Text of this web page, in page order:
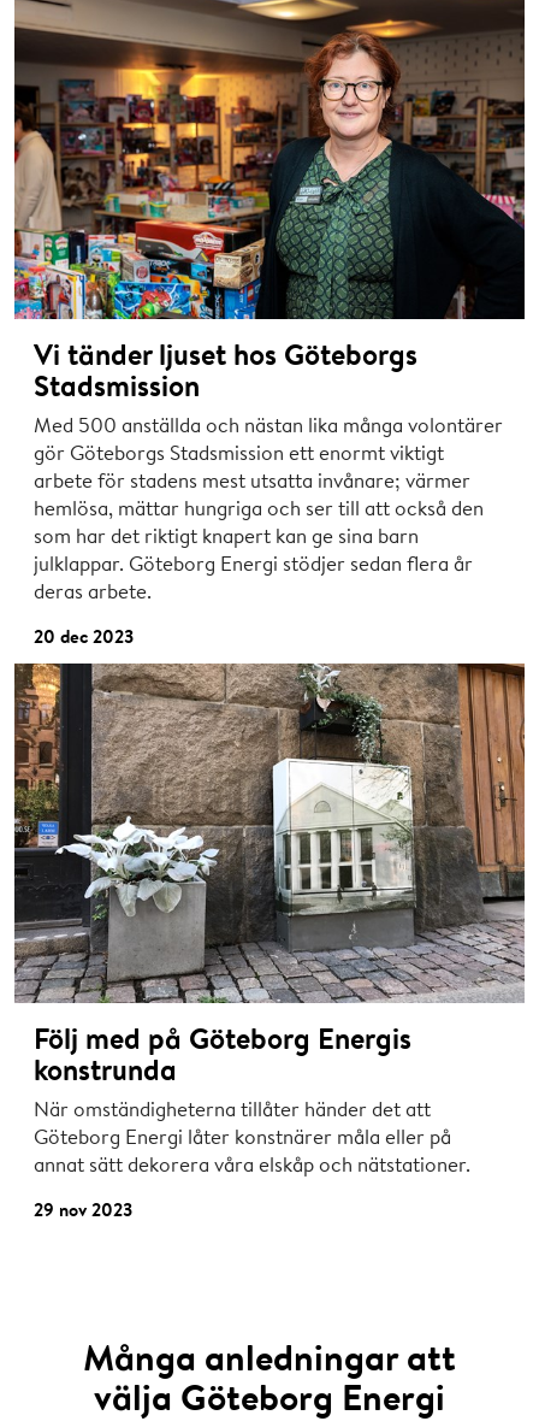
Vi tänder ljuset hos Göteborgs
Stadsmission
Med 500 anställda och nästan lika många volontärer
gör Göteborgs Stadsmission ett enormt viktigt
arbete för stadens mest utsatta invånare; värmer
hemlösa, mättar hungriga och ser till att också den
som har det riktigt knapert kan ge sina barn
julklappar. Göteborg Energi stödjer sedan flera år
deras arbete.
20 dec 2023
Följ med på Göteborg Energis
konstrunda
När omständigheterna tillåter händer det att
Göteborg Energi låter konstnärer måla eller på
annat sätt dekorera våra elskåp och nätstationer.
29 nov 2023
Många anledningar att
välja Göteborg Energi